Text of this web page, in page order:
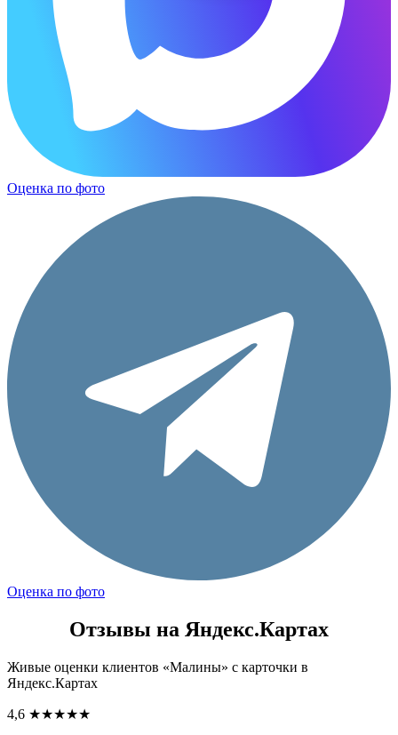
Оценка по фото
Оценка по фото
Отзывы на Яндекс.Картах
Живые оценки клиентов «Малины» с карточки в
Яндекс.Картах
4,6 ★★★★★